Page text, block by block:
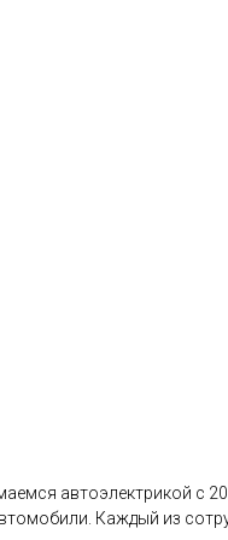
автоэлектрикой с
Каждый из